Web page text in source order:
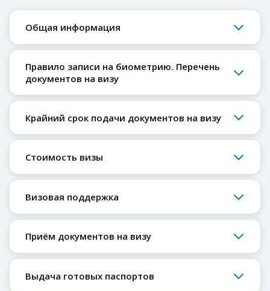
Общая информация
Правило записи на биометрию. Перечень
документов на визу
Крайний срок подачи документов на визу
Стоимость визы
Визовая поддержка
Приём документов на визу
Выдача готовых паспортов